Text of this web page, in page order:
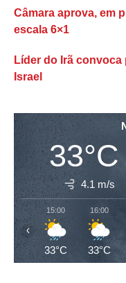
Câmara aprova, em
escala 6×1
Líder do Irã
Israel
33°C
4.1 m/s
15:00
33°C
16:00
33°C
‹